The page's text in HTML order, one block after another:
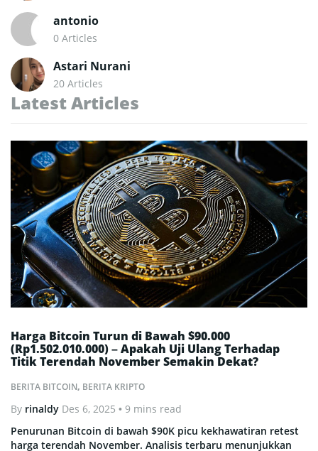
antonio
0 Articles
Astari Nurani
20 Articles
Latest Articles
BERITA BITCOIN, BERITA KRIPTO
Harga Bitcoin Turun di Bawah $90.000
(Rp1.502.010.000) – Apakah Uji Ulang Terhadap
Titik Terendah November Semakin Dekat?
By rinaldy Des 6, 2025 • 9 mins read
Penurunan Bitcoin di bawah $90K picu kekhawatiran retest
harga terendah November. Analisis terbaru menunjukkan